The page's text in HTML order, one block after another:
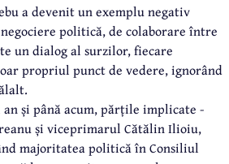
a devenit un exemplu negativ
politică, de colaborare între
un dialog al surzilor, fiecare
propriul punct de vedere, ignorând
și până acum, părțile implicate -
și viceprimarul Cătălin Ilioiu,
majoritatea politică în Consiliul